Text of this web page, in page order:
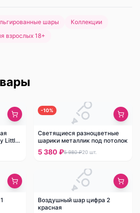
шары
Коллекции
взрослых 18+
Little
-10%
Светящиеся разноцветные
шарики металлик под потолок
5 380 ₽5 980 ₽20 шт.
Воздушный шар цифра 2
красная